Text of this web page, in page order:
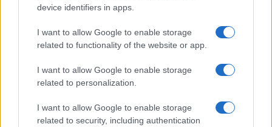
device identifiers in apps.
I want to allow Google to enable storage
related to functionality of the website or app.
I want to allow Google to enable storage
related to personalization.
I want to allow Google to enable storage
related to security, including authentication